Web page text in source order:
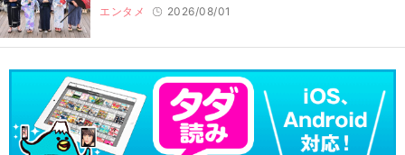
エンタメ 2026/08/01